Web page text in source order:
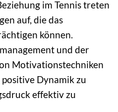
im Tennis treten
auf, die das
können.
und der
Motivationstechniken
positive Dynamik zu
effektiv zu